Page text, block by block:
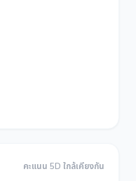
คะแนน 5D ใกล้เคียงกัน